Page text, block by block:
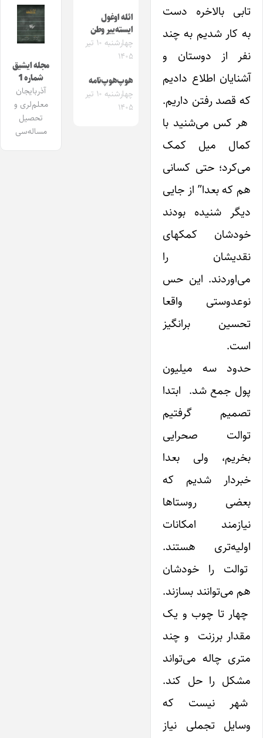
تابی بالاخره دست
به کار شدیم به چند
نفر از دوستان و
آشنایان اطلاع دادیم
که قصد رفتن داریم.
هر کس می‌شنید با
کمال میل کمک
می‌کرد؛ حتی کسانی
هم که بعدا” از جایی
دیگر شنیده بودند
خودشان کمکهای
نقدیشان را
می‌اوردند. ‌این حس
نوعدوستی واقعا
تحسین برانگیز
است.
حدود سه میلیون
پول جمع شد. ابتدا
تصمیم گرفتیم
توالت صحرایی
بخریم، ولی بعدا
خبردار شدیم که
بعضی روستاها
نیازمند امکانات
اولیه‌تری هستند.
توالت را خودشان
هم می‌توانند بسازند.
چهار تا چوب و یک
مقدار برزنت و چند
متری چاله می‌تواند
مشکل را حل کند.
شهر نیست که
وسایل تجملی نیاز
ائله اوغول
ایسته‌ییر وطن
چهارشنبه ۱۰ تیر
۱۴۰۵
هوپ‌هوپ‌نامه
چهارشنبه ۱۰ تیر
۱۴۰۵
مجله ایشیق
شماره 1
آذربایجان
معلم‌لری و
تحصیل
مساله‌سی